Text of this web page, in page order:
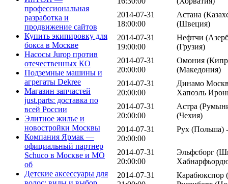
профессиональная
разработка и
продвижение сайтов
Купить экипировку для
бокса в Москве
Насосы Jurop против
отечественных КО
Подземные машины и
агрегаты Dekree
Магазин запчастей
just.parts: доставка по
всей России
Элитное жилье и
новостройки Москвы
Компания Ярмак —
официальный партнер
Schuco в Москве и МО
об
Детские аксессуары для
2014-07-31
18:00:00
Астана
(Швеция)
2014-07-31
19:00:00
Нефтчи
(Грузия)
2014-07-31
20:00:00
Омония
(Македония)
2014-07-31
20:00:00
Динамо
Хапоэль
2014-07-31
20:00:00
Астра
(Чехия)
2014-07-31
20:00:00
Рух (Польша)
2014-07-31
20:00:00
Эльфсборг
2014-07-31
Карабюкспор